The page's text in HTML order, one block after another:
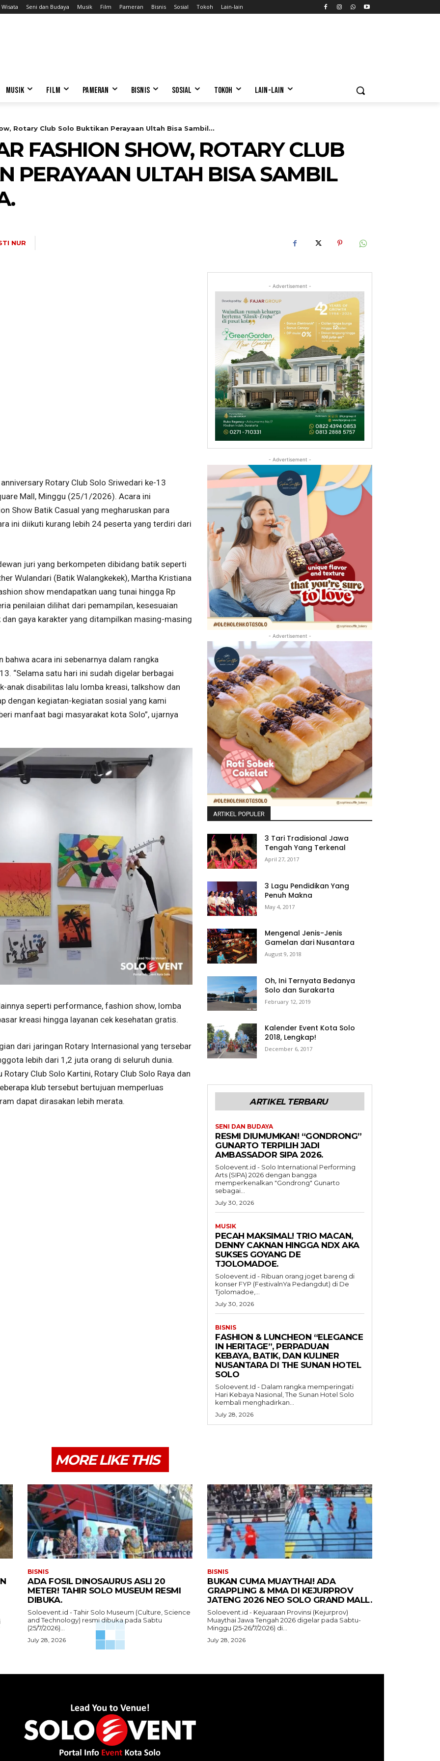
Wisata Seni dan Budaya Musik Film Pameran Bisnis Sosial Tokoh Lain-lain
MUSIK FILM PAMERAN BISNIS SOSIAL TOKOH LAIN-LAIN
Rotary Club Solo Buktikan Perayaan Ultah Bisa Sambil...
FASHION SHOW, ROTARY CLUB
PERAYAAN ULTAH BISA SAMBIL
NUR
- Advertisement -
Rotary Club Solo Sriwedari ke-13
Mall, Minggu (25/1/2026). Acara ini
Show Batik Casual yang megharuskan para
ini diikuti kurang lebih 24 peserta yang terdiri dari
juri yang berkompeten dibidang batik seperti
Wulandari (Batik Walangkekek), Martha Kristiana
show mendapatkan uang tunai hingga Rp
penilaian dilihat dari pemampilan, kesesuaian
gaya karakter yang ditampilkan masing-masing
acara ini sebenarnya dalam rangka
“Selama satu hari ini sudah digelar berbagai
anak disabilitas lalu lomba kreasi, talkshow dan
dengan kegiatan-kegiatan sosial yang kami
manfaat bagi masyarakat kota Solo”, ujarnya
seperti performance, fashion show, lomba
kreasi hingga layanan cek kesehatan gratis.
dari jaringan Rotary Internasional yang tersebar
lebih dari 1,2 juta orang di seluruh dunia.
Club Solo Kartini, Rotary Club Solo Raya dan
klub tersebut bertujuan memperluas
dapat dirasakan lebih merata.
- Advertisement -
- Advertisement -
ARTIKEL POPULER
3 Tari Tradisional Jawa
Tengah Yang Terkenal
April 27, 2017
3 Lagu Pendidikan Yang
Penuh Makna
May 4, 2017
Mengenal Jenis-Jenis
Gamelan dari Nusantara
August 9, 2018
Oh, Ini Ternyata Bedanya
Solo dan Surakarta
February 12, 2019
Kalender Event Kota Solo
2018, Lengkap!
December 6, 2017
ARTIKEL TERBARU
SENI DAN BUDAYA
RESMI DIUMUMKAN! “GONDRONG”
GUNARTO TERPILIH JADI
AMBASSADOR SIPA 2026.
Soloevent.id - Solo International Performing
Arts (SIPA) 2026 dengan bangga
memperkenalkan "Gondrong" Gunarto
sebagai...
July 30, 2026
MUSIK
PECAH MAKSIMAL! TRIO MACAN,
DENNY CAKNAN HINGGA NDX AKA
SUKSES GOYANG DE
TJOLOMADOE.
Soloevent.id - Ribuan orang joget bareng di
konser FYP (FestivalnYa Pedangdut) di De
Tjolomadoe,...
July 30, 2026
BISNIS
FASHION & LUNCHEON “ELEGANCE
IN HERITAGE”, PERPADUAN
KEBAYA, BATIK, DAN KULINER
NUSANTARA DI THE SUNAN HOTEL
SOLO
Soloevent.Id - Dalam rangka memperingati
Hari Kebaya Nasional, The Sunan Hotel Solo
kembali menghadirkan...
July 28, 2026
MORE LIKE THIS
BISNIS
ADA FOSIL DINOSAURUS ASLI 20
METER! TAHIR SOLO MUSEUM RESMI
DIBUKA.
Soloevent.id - Tahir Solo Museum (Culture, Science
and Technology) resmi dibuka pada Sabtu
(25/7/2026)...
July 28, 2026
BISNIS
BUKAN CUMA MUAYTHAI! ADA
GRAPPLING & MMA DI KEJURPROV
JATENG 2026 NEO SOLO GRAND MALL.
Soloevent.id - Kejuaraan Provinsi (Kejurprov)
Muaythai Jawa Tengah 2026 digelar pada Sabtu-
Minggu (25-26/7/2026) di...
July 28, 2026